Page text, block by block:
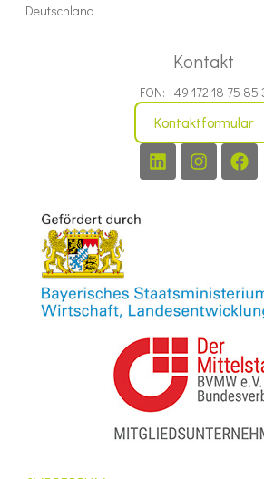
Deutschland
Kontakt
FON: +49 172 18 75 85
Kontaktformular